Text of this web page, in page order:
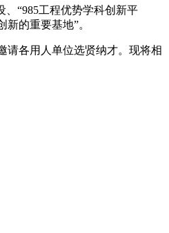
“985工程优势学科创新平
的重要基地”。
请各用人单位选贤纳才。现将相